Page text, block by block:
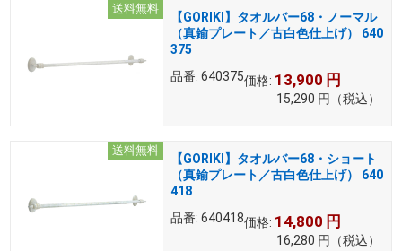
送料無料
【GORIKI】タオルバー68・ノーマル
（真鍮プレート／古白色仕上げ） 640
375
品番: 640375価格: 13,900 円
15,290 円 （税込）
送料無料
【GORIKI】タオルバー68・ショート
（真鍮プレート／古白色仕上げ） 640
418
品番: 640418価格: 14,800 円
16,280 円 （税込）